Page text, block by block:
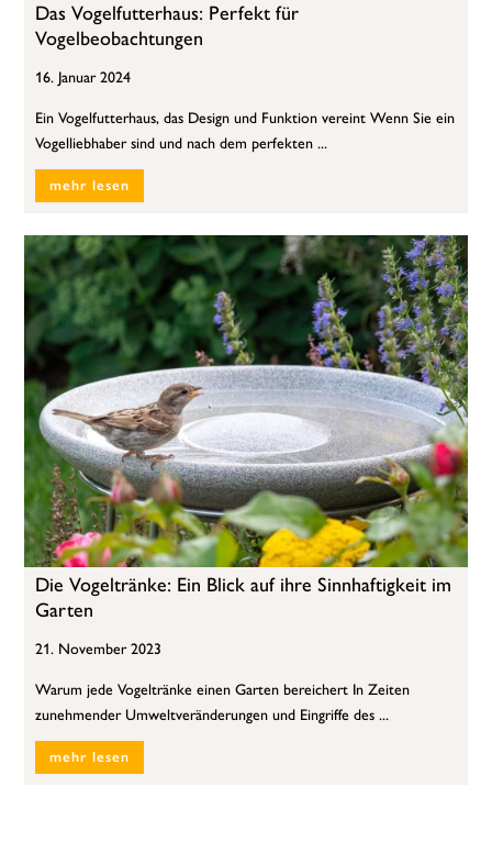
Das Vogelfutterhaus: Perfekt für
Vogelbeobachtungen
16. Januar 2024
Ein Vogelfutterhaus, das Design und Funktion vereint Wenn Sie ein
Vogelliebhaber sind und nach dem perfekten ...
mehr lesen
Die Vogeltränke: Ein Blick auf ihre Sinnhaftigkeit im
Garten
21. November 2023
Warum jede Vogeltränke einen Garten bereichert In Zeiten
zunehmender Umweltveränderungen und Eingriffe des ...
mehr lesen